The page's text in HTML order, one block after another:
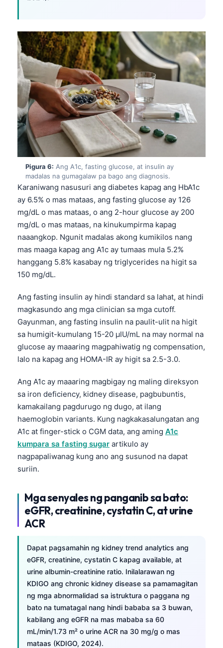
Pigura 6: Ang A1c, fasting glucose, at insulin ay
madalas na gumagalaw pa bago ang diagnosis.
Karaniwang nasusuri ang diabetes kapag ang HbA1c
ay 6.5% o mas mataas, ang fasting glucose ay 126
mg/dL o mas mataas, o ang 2-hour glucose ay 200
mg/dL o mas mataas, na kinukumpirma kapag
naaangkop. Ngunit madalas akong kumikilos nang
mas maaga kapag ang A1c ay tumaas mula 5.2%
hanggang 5.8% kasabay ng triglycerides na higit sa
150 mg/dL.
Ang fasting insulin ay hindi standard sa lahat, at hindi
magkasundo ang mga clinician sa mga cutoff.
Gayunman, ang fasting insulin na paulit-ulit na higit
sa humigit-kumulang 15-20 µIU/mL na may normal na
glucose ay maaaring magpahiwatig ng compensation,
lalo na kapag ang HOMA-IR ay higit sa 2.5-3.0.
Ang A1c ay maaaring magbigay ng maling direksyon
sa iron deficiency, kidney disease, pagbubuntis,
kamakailang pagdurugo ng dugo, at ilang
haemoglobin variants. Kung nagkakasalungatan ang
A1c at finger-stick o CGM data, ang aming A1c
kumpara sa fasting sugar artikulo ay
nagpapaliwanag kung ano ang susunod na dapat
suriin.
Mga senyales ng panganib sa bato:
eGFR, creatinine, cystatin C, at urine
ACR
Dapat pagsamahin ng kidney trend analytics ang
eGFR, creatinine, cystatin C kapag available, at
urine albumin-creatinine ratio. Inilalarawan ng
KDIGO ang chronic kidney disease sa pamamagitan
ng mga abnormalidad sa istruktura o paggana ng
bato na tumatagal nang hindi bababa sa 3 buwan,
kabilang ang eGFR na mas mababa sa 60
mL/min/1.73 m² o urine ACR na 30 mg/g o mas
mataas (KDIGO, 2024).
አማርኛ
Українська
O‘zbekcha
Català
Қазақ тілі
Suomi
Slovenčina
كوردی‎
සිංහල
অসমীয়া
Galego
Latviešu valoda
Македонски јазик
Euskara
Gàidhlig
Occitan
العربية المغربية
Afrikaans
Монгол
ພາສາລາວ
Basa Jawa
Cebuano
ئۇيغۇرچە
Кыргызча
Татар теле
Беларуская мова
Esperanto
Frysk
Ślōnskŏ gŏdka
Norsk bokmål